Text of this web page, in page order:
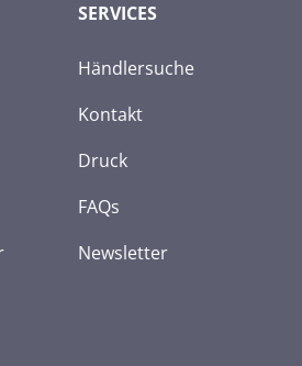
SERVICES
Händlersuche
Kontakt
Druck
FAQs
Newsletter